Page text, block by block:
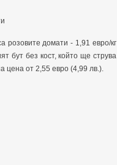
домати - 1,91 евро/кг
бут без кост, който ще струва
цена от 2,55 евро (4,99 лв.).